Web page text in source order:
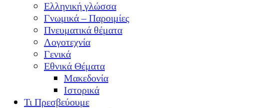
Ελληνική γλώσσα
Γνωμικά – Παροιμίες
Πνευματικά θέματα
Λογοτεχνία
Γενικά
Εθνικά Θέματα
Μακεδονία
Ιστορικά
Τι Πρεσβεύουμε